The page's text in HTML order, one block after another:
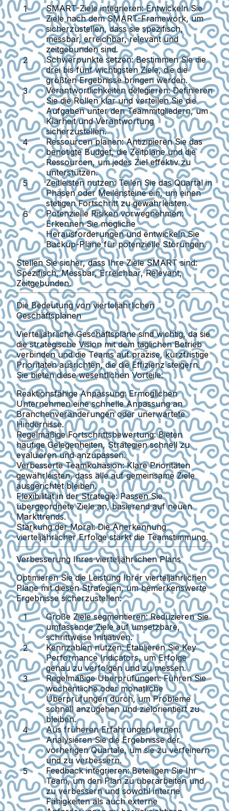
SMART-Ziele integrieren:Entwickeln Sie
Ziele nach dem SMART-Framework, um
sicherzustellen, dass sie spezifisch,
messbar, erreichbar, relevant und
zeitgebunden sind.
Schwerpunkte setzen:Bestimmen Sie die
drei bis fünf wichtigsten Ziele, die die
größten Ergebnisse bringen werden.
Verantwortlichkeiten delegieren:Definieren
Sie die Rollen klar und verteilen Sie die
Aufgaben unter den Teammitgliedern, um
Klarheit und Verantwortung
sicherzustellen.
Ressourcen planen:Antizipieren Sie das
benötigte Budget, die Zeitpläne und die
Ressourcen, um jedes Ziel effektiv zu
unterstützen.
Zeitleisten nutzen:Teilen Sie das Quartal in
Phasen oder Meilensteine ein, um einen
stetigen Fortschritt zu gewährleisten.
Potenzielle Risiken vorwegnehmen:
Erkennen Sie mögliche
Herausforderungen und entwickeln Sie
Backup-Pläne für potenzielle Störungen.
Stellen Sie sicher, dass Ihre Ziele SMART sind:
Spezifisch, Messbar, Erreichbar, Relevant,
Zeitgebunden.
Die Bedeutung von vierteljährlichen
Geschäftsplänen
Vierteljährliche Geschäftspläne sind wichtig, da sie
die strategische Vision mit dem täglichen Betrieb
verbinden und die Teams auf präzise, kurzfristige
Prioritäten ausrichten, die die Effizienz steigern.
Sie bieten diese wesentlichen Vorteile:
Reaktionsfähige Anpassung:Ermöglichen
Unternehmen eine schnelle Anpassung an
Branchenveränderungen oder unerwartete
Hindernisse.
Regelmäßige Fortschrittsbewertung:Bieten
häufige Gelegenheiten, Strategien schnell zu
evaluieren und anzupassen.
Verbesserte Teamkohäsion:Klare Prioritäten
gewährleisten, dass alle auf gemeinsame Ziele
ausgerichtet bleiben.
Flexibilität in der Strategie:Passen Sie
übergeordnete Ziele an, basierend auf neuen
Markttrends.
Stärkung der Moral:Die Anerkennung
vierteljährlicher Erfolge stärkt die Teamstimmung.
Verbesserung Ihres vierteljährlichen Plans
Optimieren Sie die Leistung Ihrer vierteljährlichen
Pläne mit diesen Strategien, um bemerkenswerte
Ergebnisse sicherzustellen:
Große Ziele segmentieren:Reduzieren Sie
umfassende Ziele auf umsetzbare,
schrittweise Initiativen.
Kennzahlen nutzen:Etablieren Sie Key
Performance Indicators, um Erfolge
genau zu verfolgen und zu messen.
Regelmäßige Überprüfungen:Führen Sie
wöchentliche oder monatliche
Überprüfungen durch, um Probleme
schnell anzugehen und zielorientiert zu
bleiben.
Aus früheren Erfahrungen lernen:
Analysieren Sie die Ergebnisse der
vorherigen Quartale, um sie zu verfeinern
und zu verbessern.
Feedback integrieren:Beteiligen Sie Ihr
Team, um den Plan zu überarbeiten und
zu verbessern und sowohl interne
Fähigkeiten als auch externe